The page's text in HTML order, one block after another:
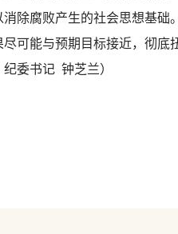
除腐败产生的社会思想基
可能与预期目标接近，彻
委书记 钟芝兰）